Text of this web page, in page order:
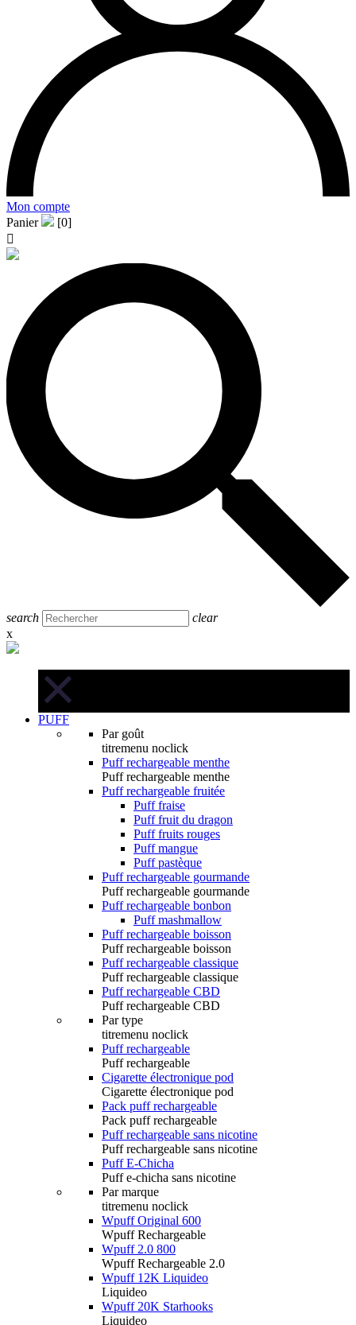
Mon compte
Panier
[0]

search
clear
x
PUFF
Par goût
titremenu noclick
Puff rechargeable menthe
Puff rechargeable menthe
Puff rechargeable fruitée
Puff fraise
Puff fruit du dragon
Puff fruits rouges
Puff mangue
Puff pastèque
Puff rechargeable gourmande
Puff rechargeable gourmande
Puff rechargeable bonbon
Puff mashmallow
Puff rechargeable boisson
Puff rechargeable boisson
Puff rechargeable classique
Puff rechargeable classique
Puff rechargeable CBD
Puff rechargeable CBD
Par type
titremenu noclick
Puff rechargeable
Puff rechargeable
Cigarette électronique pod
Cigarette électronique pod
Pack puff rechargeable
Pack puff rechargeable
Puff rechargeable sans nicotine
Puff rechargeable sans nicotine
Puff E-Chicha
Puff e-chicha sans nicotine
Par marque
titremenu noclick
Wpuff Original 600
Wpuff Rechargeable
Wpuff 2.0 800
Wpuff Rechargeable 2.0
Wpuff 12K Liquideo
Liquideo
Wpuff 20K Starhooks
Liquideo